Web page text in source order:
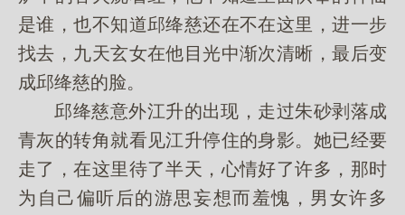
是谁，也不知道邱绛慈还在不在这里，进一步
找去，九天玄女在他目光中渐次清晰，最后变
成邱绛慈的脸。
邱绛慈意外江升的出现，走过朱砂剥落成
青灰的转角就看见江升停住的身影。她已经要
走了，在这里待了半天，心情好了许多，那时
为自己偏听后的游思妄想而羞愧，男女许多